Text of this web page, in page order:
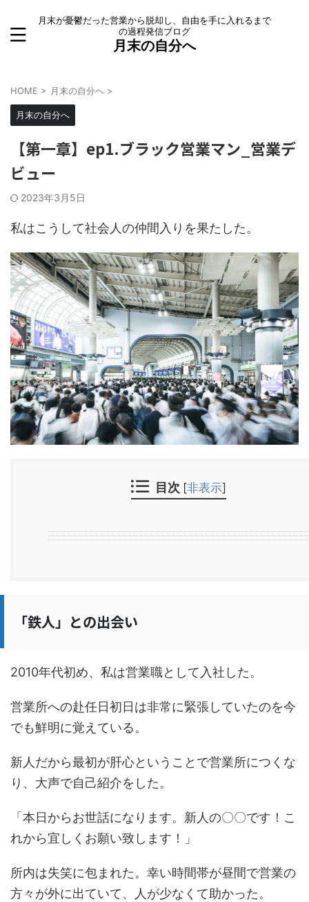
月末が憂鬱だった営業から脱却し、自由を手に入れるまで
の過程発信ブログ
月末の自分へ
HOME > 月末の自分へ >
月末の自分へ
【第一章】ep1.ブラック営業マン_営業デ
ビュー
2023年3月5日
私はこうして社会人の仲間入りを果たした。
目次 [非表示]
「鉄人」との出会い
2010年代初め、私は営業職として入社した。
営業所への赴任日初日は非常に緊張していたのを今
でも鮮明に覚えている。
新人だから最初が肝心ということで営業所につくな
り、大声で自己紹介をした。
「本日からお世話になります。新人の〇〇です！こ
れから宜しくお願い致します！」
所内は失笑に包まれた。幸い時間帯が昼間で営業の
方々が外に出ていて、人が少なくて助かった。